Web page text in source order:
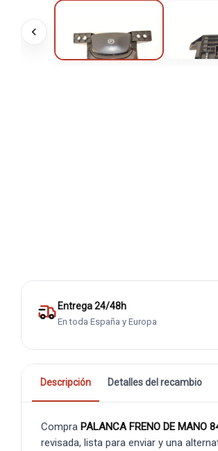
Entrega 24/48h
En toda España y Europa
Descripción Detalles del recambio
Compra PALANCA FRENO DE MANO
revisada, lista para enviar y una